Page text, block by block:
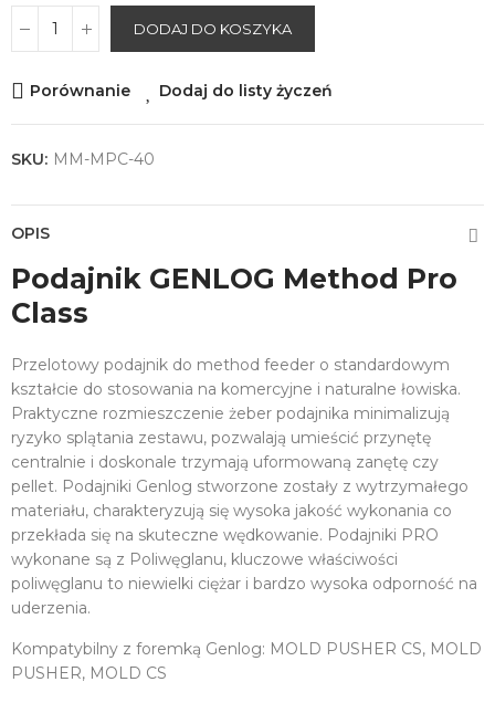
DODAJ DO KOSZYKA
Porównanie Dodaj do listy życzeń
SKU: MM-MPC-40
OPIS
Podajnik GENLOG Method Pro
Class
Przelotowy podajnik do method feeder o standardowym
kształcie do stosowania na komercyjne i naturalne łowiska.
Praktyczne rozmieszczenie żeber podajnika minimalizują
ryzyko splątania zestawu, pozwalają umieścić przynętę
centralnie i doskonale trzymają uformowaną zanętę czy
pellet. Podajniki Genlog stworzone zostały z wytrzymałego
materiału, charakteryzują się wysoka jakość wykonania co
przekłada się na skuteczne wędkowanie. Podajniki PRO
wykonane są z Poliwęglanu, kluczowe właściwości
poliwęglanu to niewielki ciężar i bardzo wysoka odporność na
uderzenia.
Kompatybilny z foremką Genlog: MOLD PUSHER CS, MOLD
PUSHER, MOLD CS